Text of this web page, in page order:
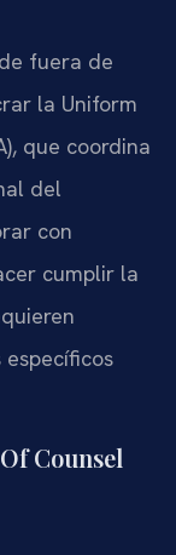
fuera de
la Uniform
que coordina
del
con
cumplir la
Counsel